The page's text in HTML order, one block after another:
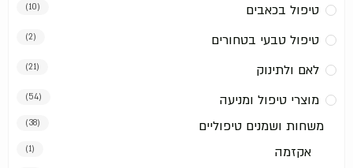
טיפול בכאבים (10)
טיפול טבעי בטחורים (2)
לאם ולתינוק (21)
מוצרי טיפול ומניעה (54)
משחות ושמנים טיפוליים (38)
אקזמה (1)